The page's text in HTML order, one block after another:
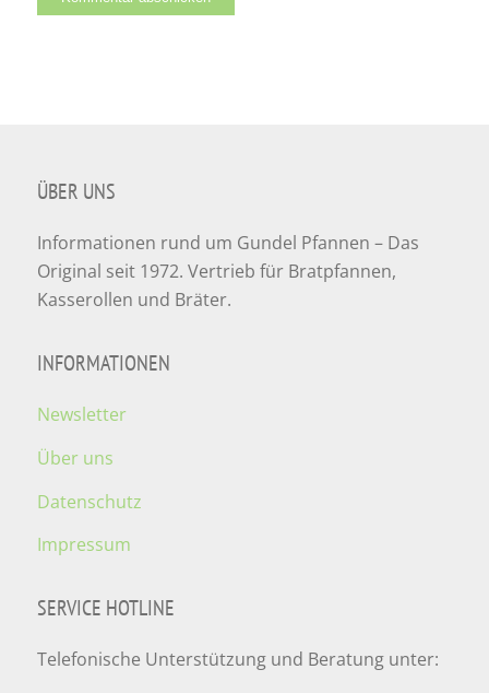
ÜBER UNS
Informationen rund um Gundel Pfannen – Das
Original seit 1972. Vertrieb für Bratpfannen,
Kasserollen und Bräter.
INFORMATIONEN
Newsletter
Über uns
Datenschutz
Impressum
SERVICE HOTLINE
Telefonische Unterstützung und Beratung unter: